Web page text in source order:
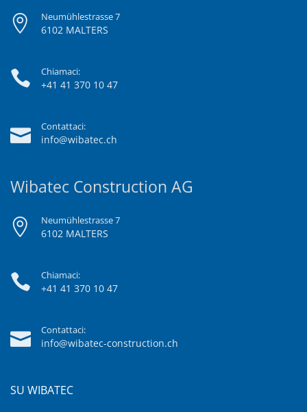
Neumühlestrasse 7
6102 MALTERS
Chiamaci:
+41 41 370 10 47
Contattaci:
info@wibatec.ch
Wibatec Construction AG
Neumühlestrasse 7
6102 MALTERS
Chiamaci:
+41 41 370 10 47
Contattaci:
info@wibatec-construction.ch
SU WIBATEC